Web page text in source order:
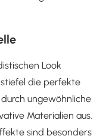
Look
die perfekte
ungewöhnliche
Materialien aus.
sind besonders